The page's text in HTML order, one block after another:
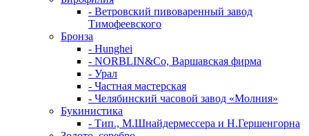
- Ветровский пивоваренный завод
Тимофеевского
Бронза
- Hunghei
- NORBLIN&Co, Варшавская фирма
- Урал
- Частная мастерская
- Челябинский часовой завод «Молния»
Букинистика
- Тип., М.Шнайдермессера и Н.Гершенгорна